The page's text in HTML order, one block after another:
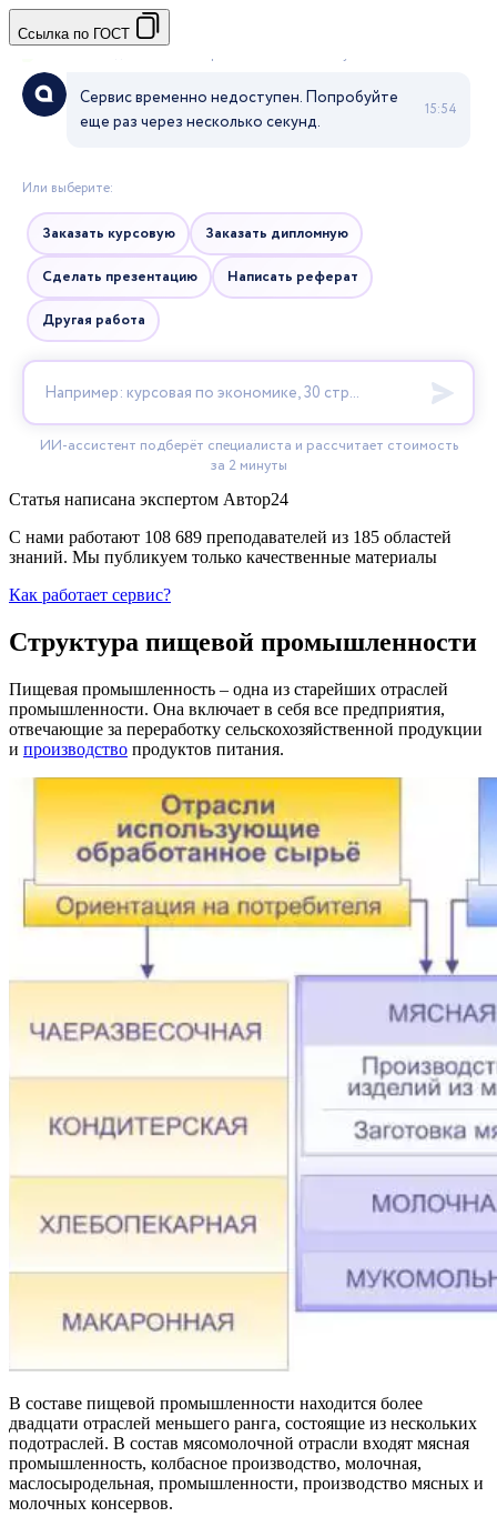
Ссылка по ГОСТ
Статья написана экспертом Автор24
С нами работают 108 689 преподавателей из 185 областей
знаний. Мы публикуем только качественные материалы
Как работает сервис?
Структура пищевой промышленности
Пищевая промышленность – одна из старейших отраслей
промышленности. Она включает в себя все предприятия,
отвечающие за переработку сельскохозяйственной продукции
и производство продуктов питания.
В составе пищевой промышленности находится более
двадцати отраслей меньшего ранга, состоящие из нескольких
подотраслей. В состав мясомолочной отрасли входят мясная
промышленность, колбасное производство, молочная,
маслосыродельная, промышленности, производство мясных и
молочных консервов.